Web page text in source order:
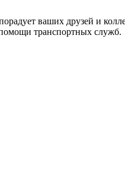
ваших друзей и
транспортных служб.